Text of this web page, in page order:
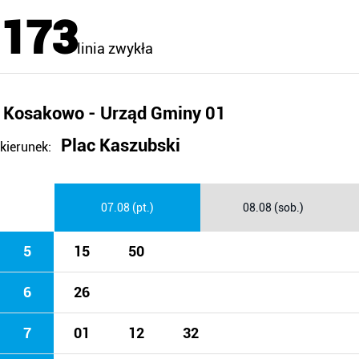
173linia zwykła
Kosakowo - Urząd Gminy 01
kierunek: Plac Kaszubski
07.08 (pt.) 08.08 (sob.)
5 15 50
6 26
7 01 12 32